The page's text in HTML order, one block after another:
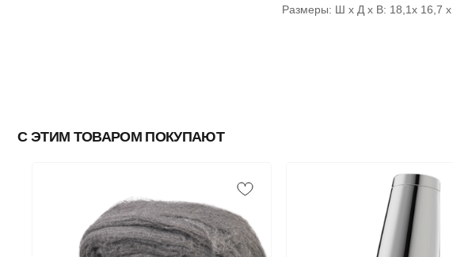
Размеры: Ш х Д х В: 18,1х 16,7